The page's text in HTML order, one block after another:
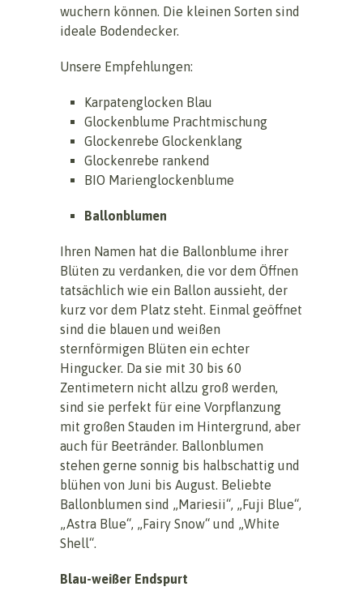
wuchern können. Die kleinen Sorten sind
ideale Bodendecker.
Unsere Empfehlungen:
Karpatenglocken Blau
Glockenblume Prachtmischung
Glockenrebe Glockenklang
Glockenrebe rankend
BIO Marienglockenblume
Ballonblumen
Ihren Namen hat die Ballonblume ihrer
Blüten zu verdanken, die vor dem Öffnen
tatsächlich wie ein Ballon aussieht, der
kurz vor dem Platz steht. Einmal geöffnet
sind die blauen und weißen
sternförmigen Blüten ein echter
Hingucker. Da sie mit 30 bis 60
Zentimetern nicht allzu groß werden,
sind sie perfekt für eine Vorpflanzung
mit großen Stauden im Hintergrund, aber
auch für Beetränder. Ballonblumen
stehen gerne sonnig bis halbschattig und
blühen von Juni bis August. Beliebte
Ballonblumen sind „Mariesii“, „Fuji Blue“,
„Astra Blue“, „Fairy Snow“ und „White
Shell“.
Blau-weißer Endspurt